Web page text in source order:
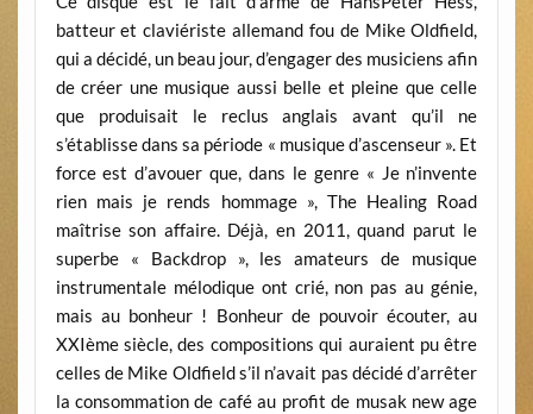
batteur et claviériste allemand fou de Mike Oldfield,
qui a décidé, un beau jour, d’engager des musiciens afin
de créer une musique aussi belle et pleine que celle
que produisait le reclus anglais avant qu’il ne
s’établisse dans sa période « musique d’ascenseur ». Et
force est d’avouer que, dans le genre « Je n’invente
rien mais je rends hommage », The Healing Road
maîtrise son affaire. Déjà, en 2011, quand parut le
superbe « Backdrop », les amateurs de musique
instrumentale mélodique ont crié, non pas au génie,
mais au bonheur ! Bonheur de pouvoir écouter, au
XXIème siècle, des compositions qui auraient pu être
celles de Mike Oldfield s’il n’avait pas décidé d’arrêter
la consommation de café au profit de musak new age